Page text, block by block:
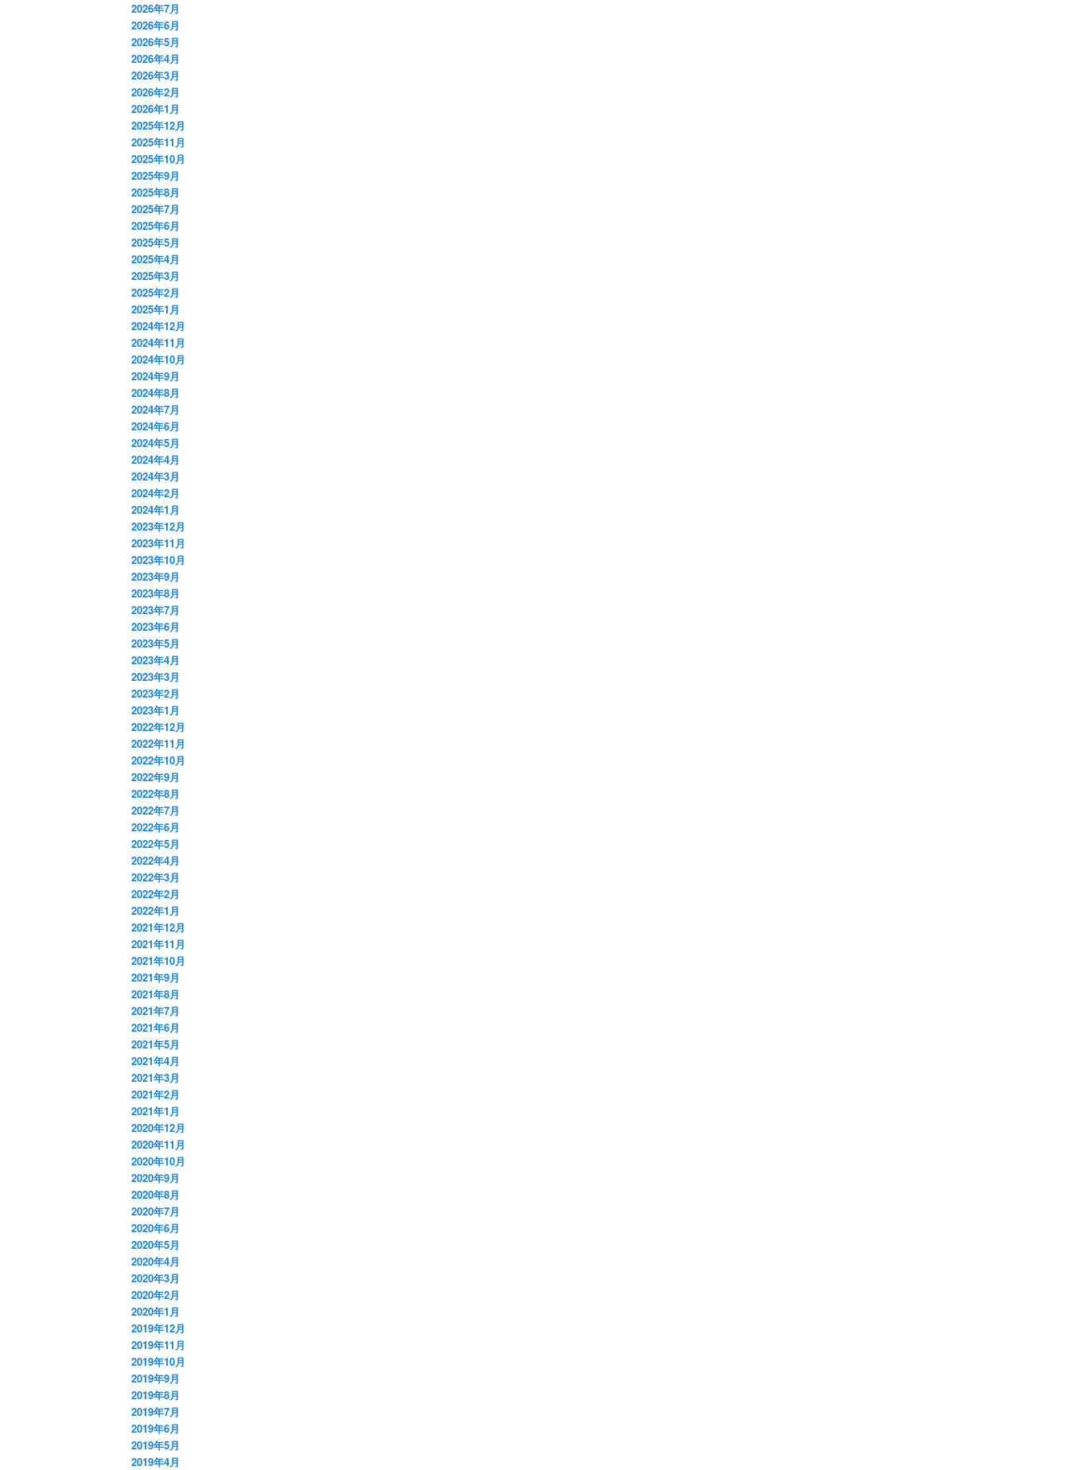
2026年7月
2026年6月
2026年5月
2026年4月
2026年3月
2026年2月
2026年1月
2025年12月
2025年11月
2025年10月
2025年9月
2025年8月
2025年7月
2025年6月
2025年5月
2025年4月
2025年3月
2025年2月
2025年1月
2024年12月
2024年11月
2024年10月
2024年9月
2024年8月
2024年7月
2024年6月
2024年5月
2024年4月
2024年3月
2024年2月
2024年1月
2023年12月
2023年11月
2023年10月
2023年9月
2023年8月
2023年7月
2023年6月
2023年5月
2023年4月
2023年3月
2023年2月
2023年1月
2022年12月
2022年11月
2022年10月
2022年9月
2022年8月
2022年7月
2022年6月
2022年5月
2022年4月
2022年3月
2022年2月
2022年1月
2021年12月
2021年11月
2021年10月
2021年9月
2021年8月
2021年7月
2021年6月
2021年5月
2021年4月
2021年3月
2021年2月
2021年1月
2020年12月
2020年11月
2020年10月
2020年9月
2020年8月
2020年7月
2020年6月
2020年5月
2020年4月
2020年3月
2020年2月
2020年1月
2019年12月
2019年11月
2019年10月
2019年9月
2019年8月
2019年7月
2019年6月
2019年5月
2019年4月